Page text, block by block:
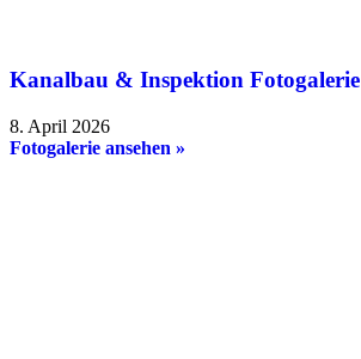
Kanalbau & Inspektion Fotogalerie
8. April 2026
Fotogalerie ansehen »